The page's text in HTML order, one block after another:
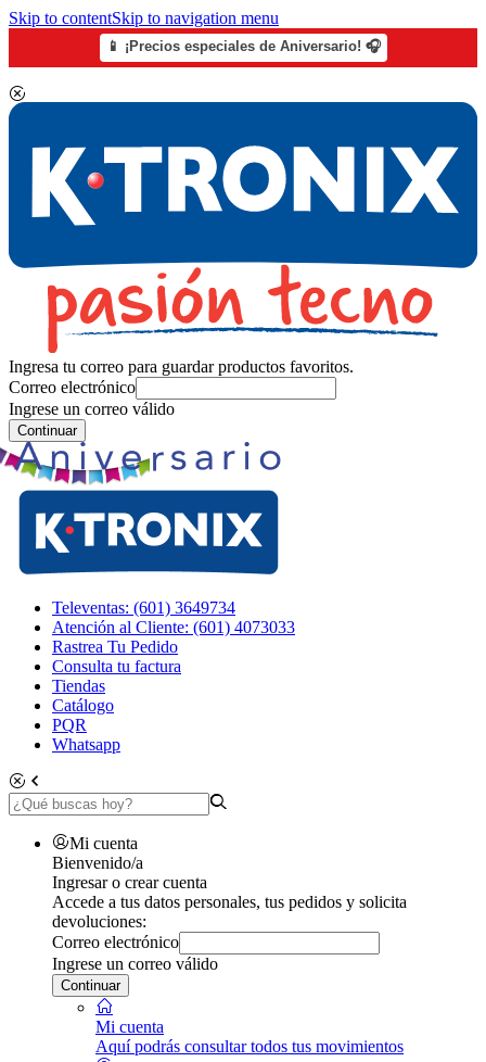
Skip to contentSkip to navigation menu
📱 ¡Precios especiales de Aniversario! 🎧
Ingresa tu correo para guardar productos favoritos.
Correo electrónico
Ingrese un correo válido
Continuar
Televentas: (601) 3649734
Atención al Cliente: (601) 4073033
Rastrea Tu Pedido
Consulta tu factura
Tiendas
Catálogo
PQR
Whatsapp
Mi cuenta
Bienvenido/a
Ingresar o crear cuenta
Accede a tus datos personales, tus pedidos y solicita
devoluciones:
Correo electrónico
Ingrese un correo válido
Continuar
Mi cuenta
Aquí podrás consultar todos tus movimientos